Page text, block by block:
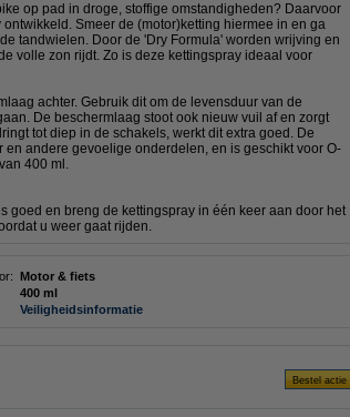
op pad in droge, stoffige omstandigheden? Daarvoor
Smeer de (motor)ketting hiermee in en ga
tandwielen. Door de 'Dry Formula' worden wrijving en
volle zon rijdt. Zo is deze kettingspray ideaal voor
achter. Gebruik dit om de levensduur van de
De beschermlaag stoot ook nieuw vuil af en zorgt
tot diep in de schakels, werkt dit extra goed. De
andere gevoelige onderdelen, en is geschikt voor O-
400 ml.
goed en breng de kettingspray in één keer aan door het
u weer gaat rijden.
Motor & fiets
400 ml
Veiligheidsinformatie